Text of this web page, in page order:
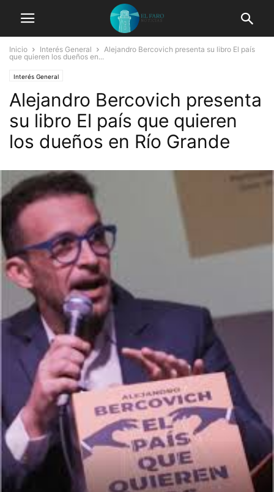
Inicio Interés General
Alejandro Bercovich presenta su libro El país
que quieren los dueños en...
Interés General
Alejandro Bercovich presenta
su libro El país que quieren
los dueños en Río Grande